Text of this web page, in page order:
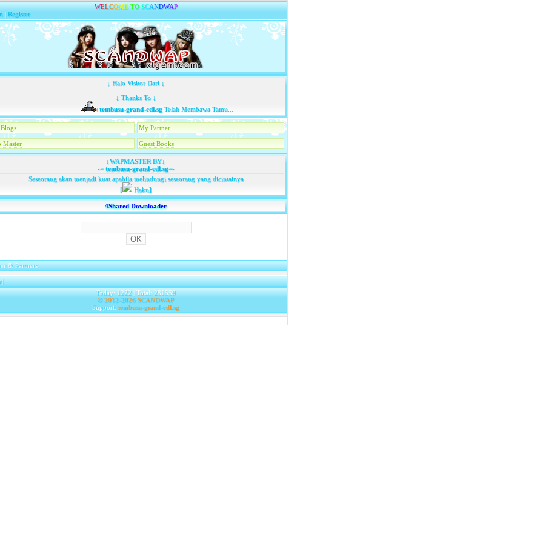
WELCOME TO SCANDWAP
|Register
↓ Halo Visitor Dari ↓
↓ Thanks To ↓
tembusu-grand-cdl.sgTelah Membawa Tamu...
My Partner
Master Guest Books
↓WAPMASTER BY↓
-=tembusu-grand-cdl.sg=-
Seseorang akan menjadi kuat apabila melindungi seseorang yang dicintainya
[
Haku]
4Shared Downloader
& Partners
|
Today: 1222 | Total: 281559
© 2012-2026 SCANDWAP
Support: tembusu-grand-cdl.sg